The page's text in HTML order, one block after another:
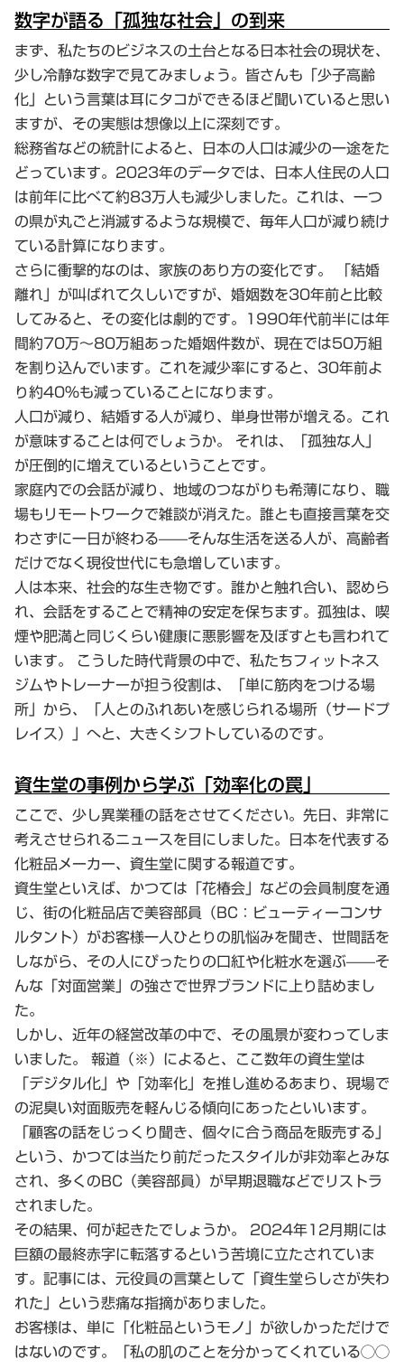
数字が語る「孤独な社会」の到来
まず、私たちのビジネスの土台となる日本社会の現状を、
少し冷静な数字で見てみましょう。皆さんも「少子高齢
化」という言葉は耳にタコができるほど聞いていると思い
ますが、その実態は想像以上に深刻です。
総務省などの統計によると、日本の人口は減少の一途をた
どっています。2023年のデータでは、日本人住民の人口
は前年に比べて約83万人も減少しました。これは、一つ
の県が丸ごと消滅するような規模で、毎年人口が減り続け
ている計算になります。
さらに衝撃的なのは、家族のあり方の変化です。 「結婚
離れ」が叫ばれて久しいですが、婚姻数を30年前と比較
してみると、その変化は劇的です。1990年代前半には年
間約70万〜80万組あった婚姻件数が、現在では50万組
を割り込んでいます。これを減少率にすると、30年前よ
り約40％も減っていることになります。
人口が減り、結婚する人が減り、単身世帯が増える。これ
が意味することは何でしょうか。 それは、「孤独な人」
が圧倒的に増えているということです。
家庭内での会話が減り、地域のつながりも希薄になり、職
場もリモートワークで雑談が消えた。誰とも直接言葉を交
わさずに一日が終わる——そんな生活を送る人が、高齢者
だけでなく現役世代にも急増しています。
人は本来、社会的な生き物です。誰かと触れ合い、認めら
れ、会話をすることで精神の安定を保ちます。孤独は、喫
煙や肥満と同じくらい健康に悪影響を及ぼすとも言われて
います。 こうした時代背景の中で、私たちフィットネス
ジムやトレーナーが担う役割は、「単に筋肉をつける場
所」から、「人とのふれあいを感じられる場所（サードプ
レイス）」へと、大きくシフトしているのです。
資生堂の事例から学ぶ「効率化の罠」
ここで、少し異業種の話をさせてください。先日、非常に
考えさせられるニュースを目にしました。日本を代表する
化粧品メーカー、資生堂に関する報道です。
資生堂といえば、かつては「花椿会」などの会員制度を通
じ、街の化粧品店で美容部員（BC：ビューティーコンサ
ルタント）がお客様一人ひとりの肌悩みを聞き、世間話を
しながら、その人にぴったりの口紅や化粧水を選ぶ——そ
んな「対面営業」の強さで世界ブランドに上り詰めまし
た。
しかし、近年の経営改革の中で、その風景が変わってしま
いました。 報道（※）によると、ここ数年の資生堂は
「デジタル化」や「効率化」を推し進めるあまり、現場で
の泥臭い対面販売を軽んじる傾向にあったといいます。
「顧客の話をじっくり聞き、個々に合う商品を販売する」
という、かつては当たり前だったスタイルが非効率とみな
され、多くのBC（美容部員）が早期退職などでリストラ
されました。
その結果、何が起きたでしょうか。 2024年12月期には
巨額の最終赤字に転落するという苦境に立たされていま
す。記事には、元役員の言葉として「資生堂らしさが失わ
れた」という悲痛な指摘がありました。
お客様は、単に「化粧品というモノ」が欲しかっただけで
はないのです。「私の肌のことを分かってくれている◯◯